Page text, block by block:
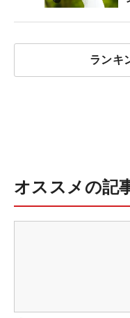
ランキ
オススメの記